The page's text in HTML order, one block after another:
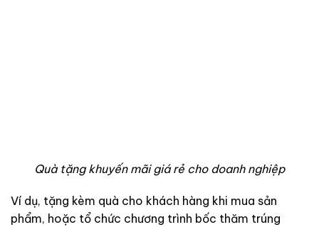
Quà tặng khuyến mãi giá rẻ cho doanh nghiệp
Ví dụ, tặng kèm quà cho khách hàng khi mua sản
phẩm, hoặc tổ chức chương trình bốc thăm trúng